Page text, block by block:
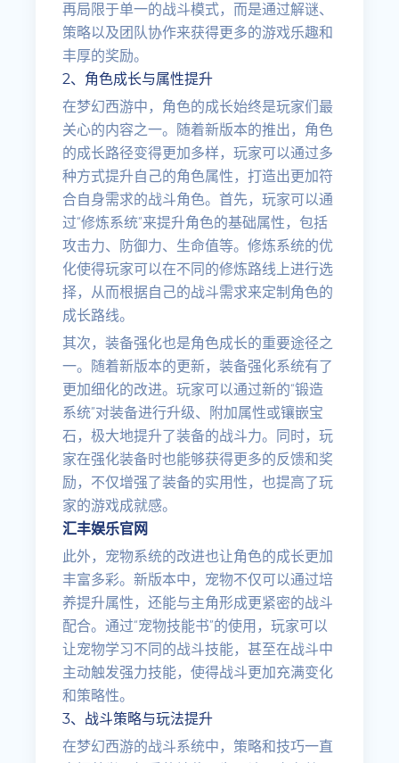
再局限于单一的战斗模式，而是通过解谜、
策略以及团队协作来获得更多的游戏乐趣和
丰厚的奖励。
2、角色成长与属性提升
在梦幻西游中，角色的成长始终是玩家们最
关心的内容之一。随着新版本的推出，角色
的成长路径变得更加多样，玩家可以通过多
种方式提升自己的角色属性，打造出更加符
合自身需求的战斗角色。首先，玩家可以通
过“修炼系统”来提升角色的基础属性，包括
攻击力、防御力、生命值等。修炼系统的优
化使得玩家可以在不同的修炼路线上进行选
择，从而根据自己的战斗需求来定制角色的
成长路线。
其次，装备强化也是角色成长的重要途径之
一。随着新版本的更新，装备强化系统有了
更加细化的改进。玩家可以通过新的“锻造
系统”对装备进行升级、附加属性或镶嵌宝
石，极大地提升了装备的战斗力。同时，玩
家在强化装备时也能够获得更多的反馈和奖
励，不仅增强了装备的实用性，也提高了玩
家的游戏成就感。
汇丰娱乐官网
此外，宠物系统的改进也让角色的成长更加
丰富多彩。新版本中，宠物不仅可以通过培
养提升属性，还能与主角形成更紧密的战斗
配合。通过“宠物技能书”的使用，玩家可以
让宠物学习不同的战斗技能，甚至在战斗中
主动触发强力技能，使得战斗更加充满变化
和策略性。
3、战斗策略与玩法提升
在梦幻西游的战斗系统中，策略和技巧一直